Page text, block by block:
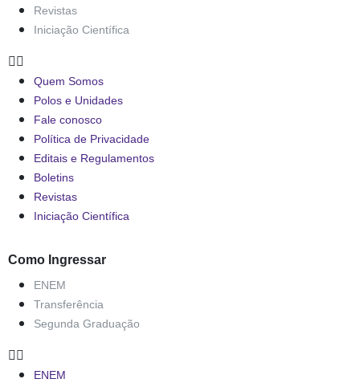
Revistas
Iniciação Científica
Quem Somos
Polos e Unidades
Fale conosco
Política de Privacidade
Editais e Regulamentos
Boletins
Revistas
Iniciação Científica
Como Ingressar
ENEM
Transferência
Segunda Graduação
ENEM